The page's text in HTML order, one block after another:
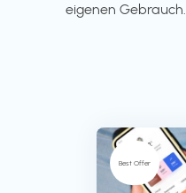
eigenen Gebrauch.
Best Offer